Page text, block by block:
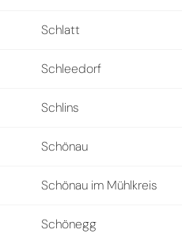
Schlatt
Schleedorf
Schlins
Schönau
Schönau im Mühlkreis
Schönegg